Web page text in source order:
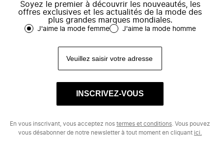
Soyez le premier à découvrir les nouveautés, les
offres exclusives et les actualités de la mode des
plus grandes marques mondiales.
J'aime la mode femme J'aime la mode homme
INSCRIVEZ-VOUS
En vous inscrivant, vous acceptez nos termes et conditions . Vous pouvez
vous désabonner de notre newsletter à tout moment en cliquant ici.